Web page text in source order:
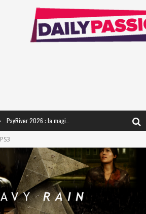
« Dr Wertham / L’homme qui étudia les tueurs en série » - Un Métier à Risque !
Assassin's Creed Black Flag Resynced
« Le Vent dand les Saules » - Une Belle Histoire !
PS3